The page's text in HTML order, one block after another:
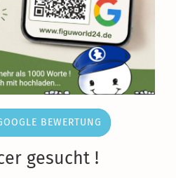
BEWERTUNG
gesucht !